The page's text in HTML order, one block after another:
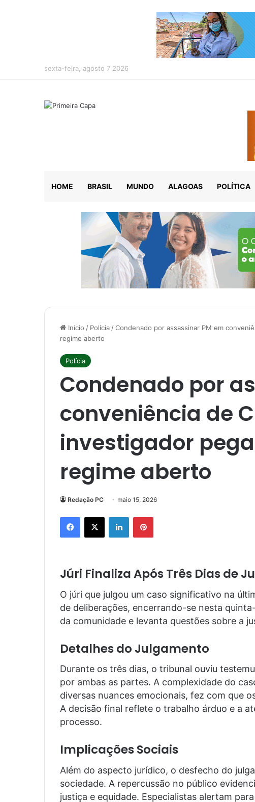
sexta-feira, agosto 7 2026
HOME BRASIL MUNDO ALAGOAS POLÍTICA
Início / Polícia/Condenado por assassinar PM em
regime aberto
Polícia
Condenado por
conveniência de
investigador
regime aberto
Redação PC maio 15, 2026
Facebook
X LinkedinPinterest
Júri Finaliza Após Três Dias de
O júri que julgou um caso significativo na
de deliberações, encerrando-se nesta
da comunidade e levanta questões sobre a
Detalhes do Julgamento
Durante os três dias, o tribunal ouviu
por ambas as partes. A complexidade do
diversas nuances emocionais, fez com que
A decisão final reflete o trabalho árduo e a
processo.
Implicações Sociais
Além do aspecto jurídico, o desfecho do
sociedade. A repercussão no público
justiça e equidade. Especialistas alertam